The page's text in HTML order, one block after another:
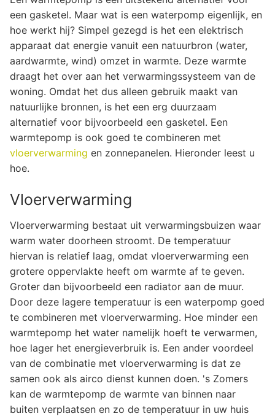
een gasketel. Maar wat is een waterpomp eigenlijk, en
hoe werkt hij? Simpel gezegd is het een elektrisch
apparaat dat energie vanuit een natuurbron (water,
aardwarmte, wind) omzet in warmte. Deze warmte
draagt het over aan het verwarmingssysteem van de
woning. Omdat het dus alleen gebruik maakt van
natuurlijke bronnen, is het een erg duurzaam
alternatief voor bijvoorbeeld een gasketel. Een
warmtepomp is ook goed te combineren met
vloerverwarming en zonnepanelen. Hieronder leest u
hoe.
Vloerverwarming
Vloerverwarming bestaat uit verwarmingsbuizen waar
warm water doorheen stroomt. De temperatuur
hiervan is relatief laag, omdat vloerverwarming een
grotere oppervlakte heeft om warmte af te geven.
Groter dan bijvoorbeeld een radiator aan de muur.
Door deze lagere temperatuur is een waterpomp goed
te combineren met vloerverwarming. Hoe minder een
warmtepomp het water namelijk hoeft te verwarmen,
hoe lager het energieverbruik is. Een ander voordeel
van de combinatie met vloerverwarming is dat ze
samen ook als airco dienst kunnen doen. 's Zomers
kan de warmtepomp de warmte van binnen naar
buiten verplaatsen en zo de temperatuur in uw huis